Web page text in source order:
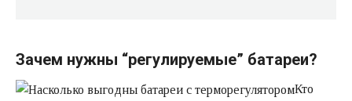
Зачем нужны “регулируемые” батареи?
Кто